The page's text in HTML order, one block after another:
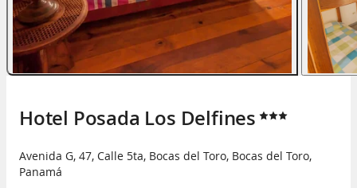
Hotel Posada Los Delfines
Avenida G, 47, Calle 5ta, Bocas del Toro, Bocas del Toro,
Panamá